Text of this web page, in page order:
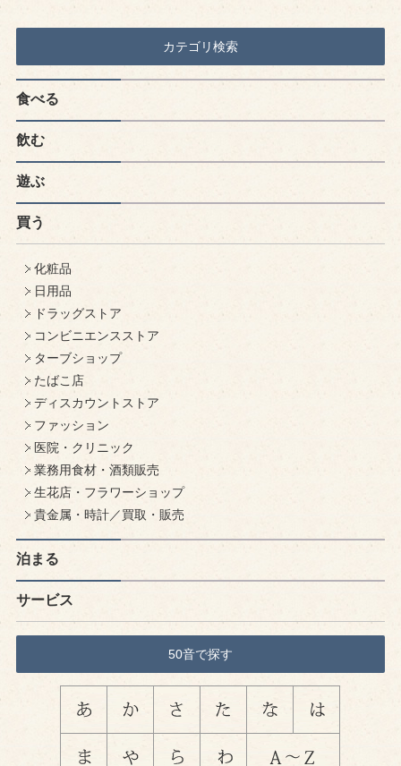
カテゴリ検索
食べる
飲む
遊ぶ
買う
化粧品
日用品
ドラッグストア
コンビニエンスストア
ターブショップ
たばこ店
ディスカウントストア
ファッション
医院・クリニック
業務用食材・酒類販売
生花店・フラワーショップ
貴金属・時計／買取・販売
泊まる
サービス
50音で探す